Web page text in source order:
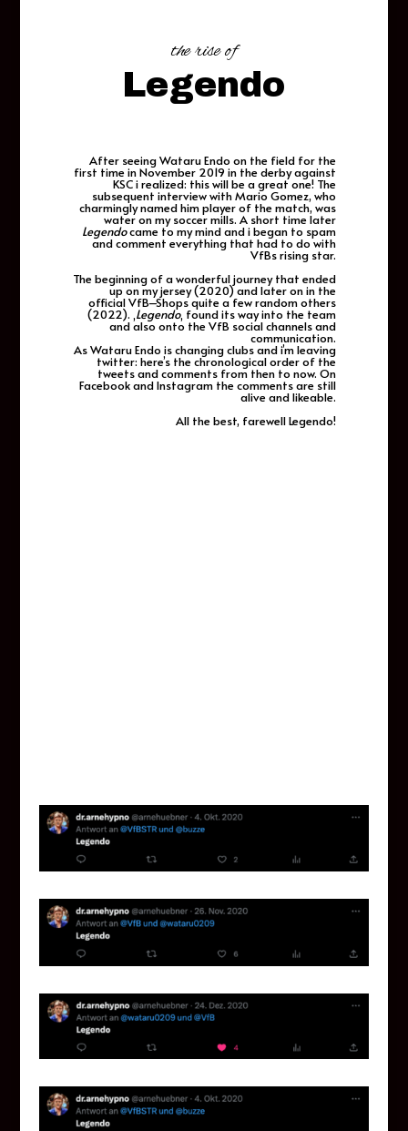
the rise of
Legendo
After seeing Wataru Endo on the field for the
first time in November 2019 in the derby against
KSC i realized: this will be a great one! The
subsequent interview with Mario Gomez, who
charmingly named him player of the match, was
water on my soccer mills. A short time later
Legendocame to my mind and i began to spam
and comment everything that had to do with
VfBs rising star.
The beginning of a wonderful journey that ended
up on my jersey (2020) and later on in the
official VfB–Shops quite a few random others
(2022). ‚Legendo‚ found its way into the team
and also onto the VfB social channels and
communication.
As Wataru Endo is changing clubs and i’m leaving
twitter: here’s the chronological order of the
tweets and comments from then to now. On
Facebook and Instagram the comments are still
alive and likeable.
All the best, farewell Legendo!